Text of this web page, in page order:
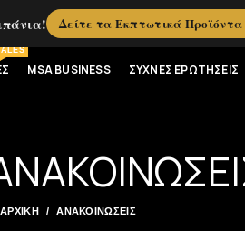
MSA BUSINESS ΣΥΧΝΕΣ ΕΡΩΤΗΣΕΙΣ
ΑΡΧΙΚΉ ΑΝΑΚΟΙΝΩΣΕΙΣ
Δείτε τα Εκπτωτικά